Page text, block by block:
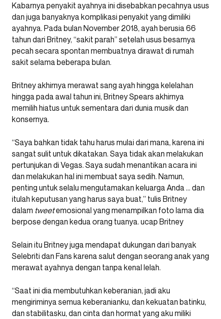
Kabarnya penyakit ayahnya ini disebabkan pecahnya usus
dan juga banyaknya komplikasi penyakit yang dimiliki
ayahnya. Pada bulan November 2018, ayah berusia 66
tahun dari Britney, “sakit parah” setelah usus besarnya
pecah secara spontan membuatnya dirawat di rumah
sakit selama beberapa bulan.
Britney akhirnya merawat sang ayah hingga kelelahan
hingga pada awal tahun ini, Britney Spears akhirnya
memilih hiatus untuk sementara dari dunia musik dan
konsernya.
“Saya bahkan tidak tahu harus mulai dari mana, karena ini
sangat sulit untuk dikatakan. Saya tidak akan melakukan
pertunjukan di Vegas. Saya sudah menantikan acara ini
dan melakukan hal ini membuat saya sedih. Namun,
penting untuk selalu mengutamakan keluarga Anda … dan
itulah keputusan yang harus saya buat,” tulis Britney
dalam tweetemosional yang menampilkan foto lama dia
berpose dengan kedua orang tuanya. ucap Britney
Selain itu Britney juga mendapat dukungan dari banyak
Selebriti dan Fans karena salut dengan seorang anak yang
merawat ayahnya dengan tanpa kenal lelah.
“Saat ini dia membutuhkan keberanian, jadi aku
mengiriminya semua keberanianku, dan kekuatan batinku,
dan stabilitasku, dan cinta dan hormat yang aku miliki